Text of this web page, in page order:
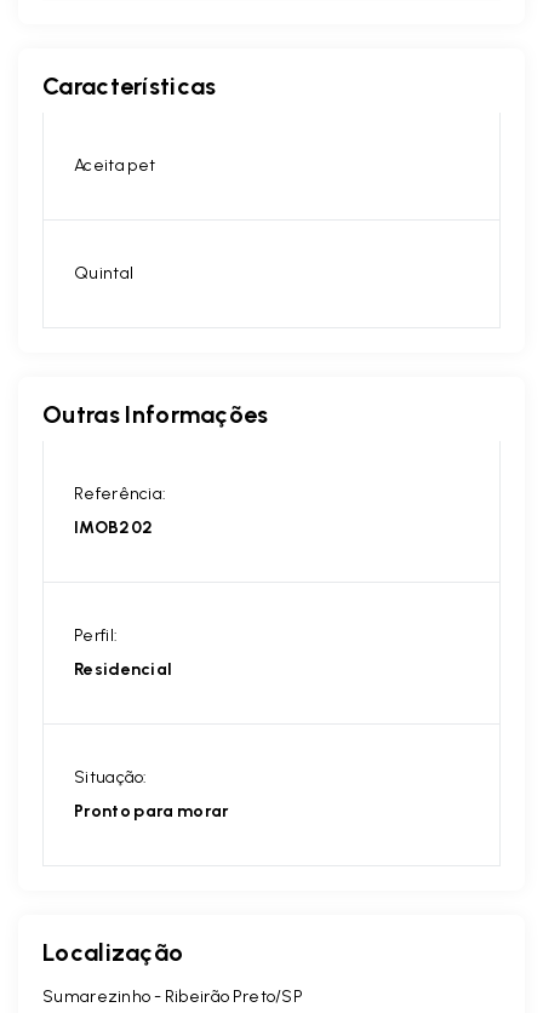
Características
Aceita pet
Quintal
Outras Informações
Referência:
IMOB202
Perfil:
Residencial
Situação:
Pronto para morar
Localização
Sumarezinho - Ribeirão Preto/SP